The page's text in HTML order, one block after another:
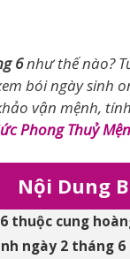
6như thế nào?
bói ngày sinh
vận mệnh,
Phong Thuỷ
Nội Dung
thuộc cung
ngày 2 tháng 6